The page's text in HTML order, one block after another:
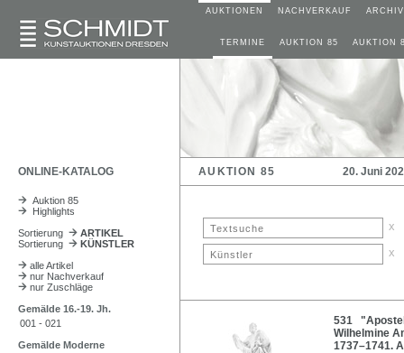
AUKTIONEN NACHVERKAUF ARCHIV
TERMINE AUKTION 85 AUKTION
ONLINE-KATALOG AUKTION 85 20. Juni
Auktion 85
Highlights
Sortierung
ARTIKEL
Sortierung
KÜNSTLER
alle Artikel
nur Nachverkauf
nur Zuschläge
Gemälde 16.-19. Jh.
001 - 021
Gemälde Moderne
x
x
531
Wilhelmine
1737–1741.